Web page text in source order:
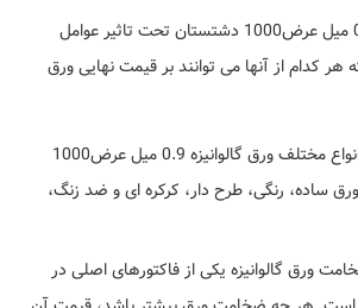
قیمت ورق گالوانیزه 0.9 میل عرض1000 دشتستان تحت تاثیر عوامل
هر کدام از آنها می توانند بر قیمت نهایی ورق
قیمت انواع مختلف ورق گالوانیزه 0.9 میل عرض1000
ساده، رنگی، طرح دار، کرکره ای و ضد زنگ،
ورق گالوانیزه یکی از فاکتورهای اصلی در